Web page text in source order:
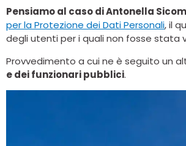
Pensiamo al caso di Antonella
per la Protezione dei Dati Personali, il
degli utenti per i quali non fosse stata
Provvedimento a cui ne è seguito un
e dei funzionari pubblici.